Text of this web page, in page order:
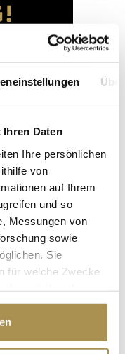
Daten
Ihre persönlichen
von
auf Ihrem
und so
Messungen von
sowie
Sie
für welche Zwecke
auf das Privacy